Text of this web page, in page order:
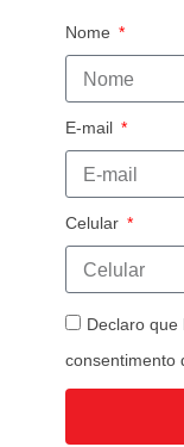
Nome
E-mail
Celular
Declaro que
consentimento